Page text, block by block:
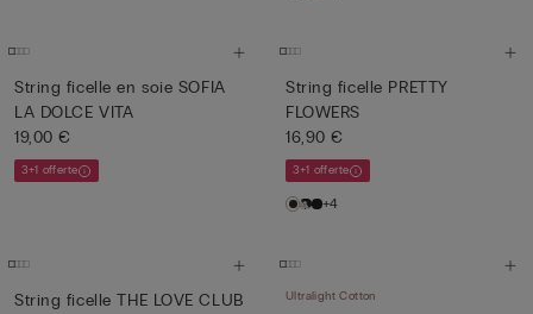
String ficelle en soie SOFIA
LA DOLCE VITA
19,00 €
3+1 offerte
String ficelle PRETTY
FLOWERS
16,90 €
3+1 offerte
+4
String ficelle THE LOVE CLUB
Ultralight Cotton